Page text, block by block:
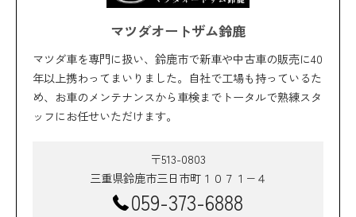
マツダオートザム鈴鹿
マツダ車を専門に扱い、鈴鹿市で新車や中古車の販売に40
年以上携わってまいりました。自社で工場も持っているた
め、お車のメンテナンスから車検までトータルで熟練スタ
ッフにお任せいただけます。
〒513-0803
三重県鈴鹿市三日市町１０７１−４
059-373-6888